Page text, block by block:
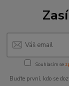
Souhlasím se
Buďte první, kdo se